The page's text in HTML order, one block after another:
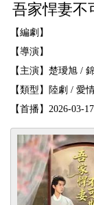
吾家悍妻不
【編劇】
【導演】
【主演】楚璦旭 /
【類型】陸劇 / 愛
【首播】2026-03-